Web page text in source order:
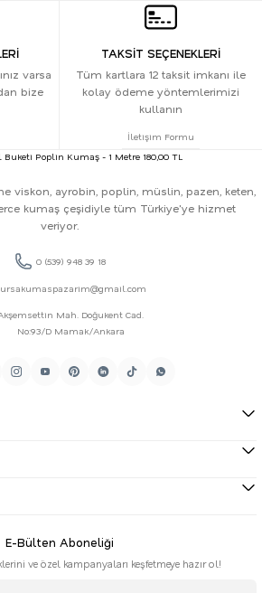
varsa
bize
TAKSİT SEÇENEKLERİ
Tüm kartlara 12 taksit imkanı ile
kolay ödeme yöntemlerimizi
kullanın
İletişim Formu
viskon, ayrobin, poplin, müslin, pazen, keten,
kumaş çeşidiyle tüm Türkiye'ye hizmet
veriyor.
0 (539) 948 39 18
Mah. Doğukent Cad.
No:93/D Mamak/Ankara
E-Bülten Aboneliği
ve özel kampanyaları keşfetmeye hazır ol!